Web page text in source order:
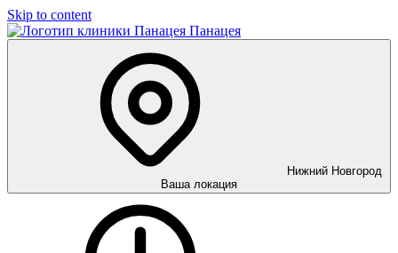
Skip to content
Панацея
Нижний Новгород
Ваша локация